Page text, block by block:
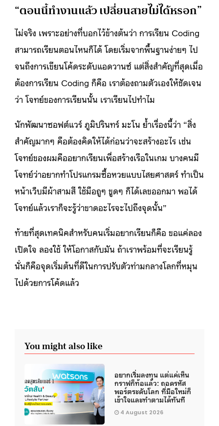
“ตอนนี้ทำงานแล้ว เปลี่ยนสายไม่ได้หรอก”
ไม่จริง เพราะอย่างที่บอกไว้ข้างต้นว่า การเรียน Coding
สามารถเรียนตอนไหนก็ได้ โดยเริ่มจากพื้นฐานง่ายๆ ไป
จนถึงการเขียนโค้ดระดับแอดวานซ์ แต่สิ่งสำคัญที่สุดเมื่อ
ต้องการเรียน Coding ก็คือ เราต้องถามตัวเองให้ชัดเจน
ว่า โจทย์ของการเรียนนั้น เราเรียนไปทำไม
นักพัฒนาซอฟต์แวร์ ภูมิปรินทร์ มะโน ย้ำเรื่องนี้ว่า “สิ่ง
สำคัญมากๆ คือต้องคิดให้ได้ก่อนว่าจะสร้างอะไร เช่น
โจทย์ของผมคืออยากเรียนเพื่อสร้างเรือในเกม บางคนมี
โจทย์ว่าอยากทำโปรแกรมซื้อหวยแบบไสยศาสตร์ ทำเป็น
หน้าเว็บมีผ้าสามสี ใช้มือถูๆ ขูดๆ ก็ได้เลขออกมา พอได้
โจทย์แล้วเราก็จะรู้ว่าขาดอะไรจะไปถึงจุดนั้น”
ท้ายที่สุดเทคนิคสำหรับคนเริ่มอยากเรียนก็คือ ขอแค่ลอง
เปิดใจ ลองใช้ ให้โอกาสกับมัน ถ้าเราพร้อมที่จะเรียนรู้
นั่นก็คือจุดเริ่มต้นที่ดีในการปรับตัวท่ามกลางโลกที่หมุน
ไปด้วยการโค้ดแล้ว
You might also like
อยากเริ่มลงทุน แต่แค่เห็น
กราฟก็ท้อแล้ว: ถอดรหัส
พอร์ตระดับโลก ที่มือใหม่ก็
เข้าใจและทำตามได้ทันที
4 August 2026